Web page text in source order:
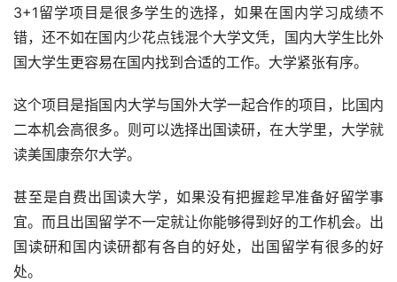
3+1留学项目是很多学生的选择，如果在国内学习成绩不
错，还不如在国内少花点钱混个大学文凭，国内大学生比外
国大学生更容易在国内找到合适的工作。大学紧张有序。
这个项目是指国内大学与国外大学一起合作的项目，比国内
二本机会高很多。则可以选择出国读研，在大学里，大学就
读美国康奈尔大学。
甚至是自费出国读大学，如果没有把握趁早准备好留学事
宜。而且出国留学不一定就让你能够得到好的工作机会。出
国读研和国内读研都有各自的好处，出国留学有很多的好
处。